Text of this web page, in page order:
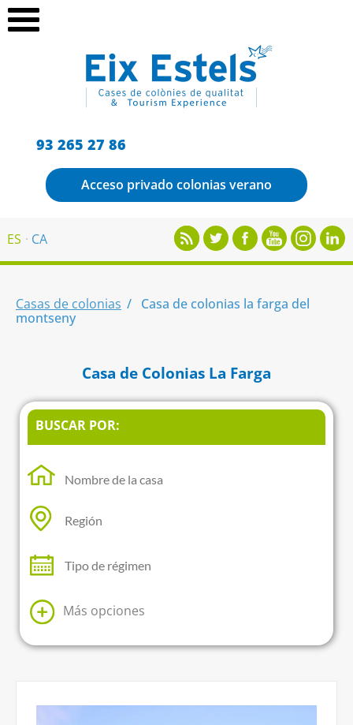
93 265 27 86
Acceso privado colonias verano
ES CA
Casas de colonias
Casa de colonias la farga del
montseny
Casa de Colonias La Farga
BUSCAR POR:
Más opciones